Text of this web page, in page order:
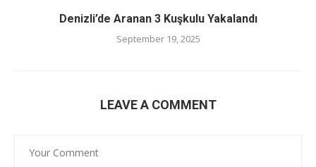
Denizli’de Aranan 3 Kuşkulu Yakalandı
September 19, 2025
LEAVE A COMMENT